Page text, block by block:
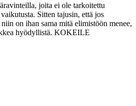
joita ei ole tarkoitettu
Sitten tajusin, että jos
on ihan sama mitä elimistöön menee,
hyödyllistä. KOKEILE